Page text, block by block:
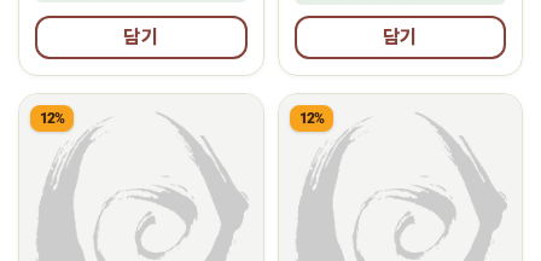
담기 담기
12% 12%